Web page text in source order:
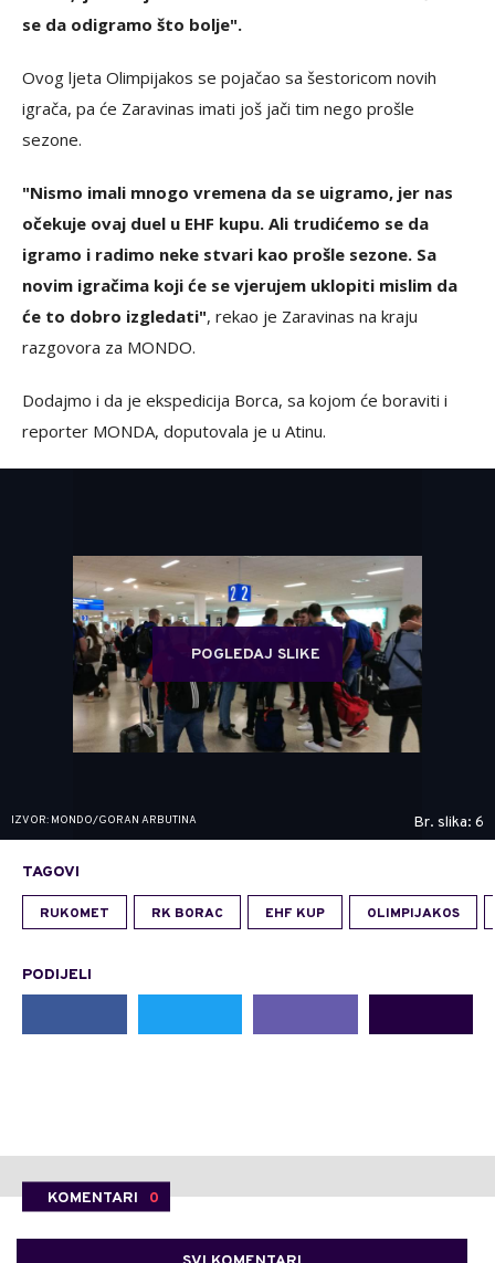
se da odigramo što bolje".
Ovog ljeta Olimpijakos se pojačao sa šestoricom novih
igrača, pa će Zaravinas imati još jači tim nego prošle
sezone.
"Nismo imali mnogo vremena da se uigramo, jer nas
očekuje ovaj duel u EHF kupu. Ali trudićemo se da
igramo i radimo neke stvari kao prošle sezone. Sa
novim igračima koji će se vjerujem uklopiti mislim da
će to dobro izgledati", rekao je Zaravinas na kraju
razgovora za MONDO.
Dodajmo i da je ekspedicija Borca, sa kojom će boraviti i
reporter MONDA, doputovala je u Atinu.
POGLEDAJ SLIKE
IZVOR: MONDO/GORAN ARBUTINA Br. slika: 6
TAGOVI
RUKOMET RK BORAC EHF KUP OLIMPIJAKOS
PODIJELI
KOMENTARI 0